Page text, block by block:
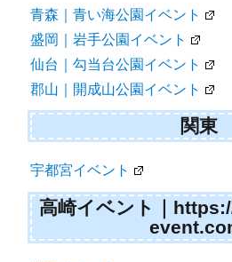
青森｜青い海公園イベント
盛岡｜岩手公園イベント
仙台｜勾当台公園イベント
郡山｜開成山公園イベント
関東
宇都宮イベント
高崎イベント｜